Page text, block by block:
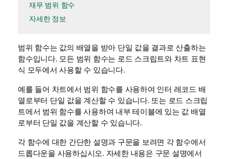
재무 범위 함수
자세한 정보
범위 함수는 값의 배열을 받아 단일 값을 결과로 산출하는
함수입니다. 모든 범위 함수는 로드 스크립트와 차트 표현
식 모두에서 사용할 수 있습니다.
예를 들어 차트에서 범위 함수를 사용하여 인터 레코드 배
열로부터 단일 값을 계산할 수 있습니다. 또는 로드 스크립
트에서 범위 함수를 사용하여 내부 테이블에 있는 값 배열
로부터 단일 값을 계산할 수 있습니다.
각 함수에 대한 간단한 설명과 구문을 보려면 각 함수에서
드롭다운을 사용하십시오. 자세한 내용은 구문 설명에서